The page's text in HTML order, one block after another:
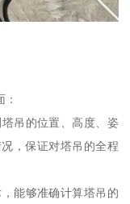
吊的位置、高度、姿
，保证对塔吊的全程
能够准确计算塔吊的